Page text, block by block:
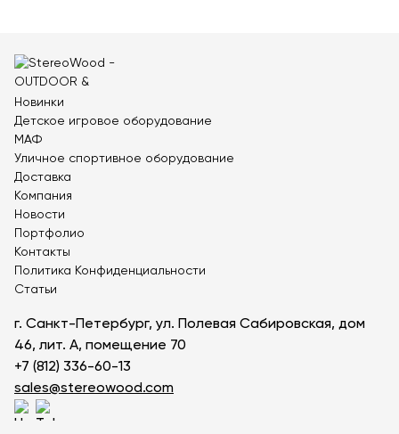
Футбольные ворота
Мобильные и стационарные трибуны
Показать все товары
О компании
Партнёрам
Новости
Портфолио
Статьи
Личный кабинет
Новинки
Детское игровое оборудование
МАФ
Уличное спортивное оборудование
Доставка
Компания
Новости
Портфолио
Контакты
Политика Конфиденциальности
Статьи
г. Санкт-Петербург, ул. Полевая Сабировская, дом
46, лит. А, помещение 70
+7 (812) 336-60-13
sales@stereowood.com